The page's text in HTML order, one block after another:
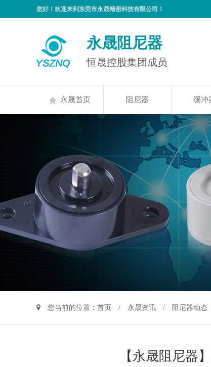
您好！欢迎来到东莞市永晟精密科技有限公司！
永晟阻尼器
恒晟控股集团成员
永晟首页 阻尼器 缓冲
您当前的位置： 首页 / 永晟资讯 / 阻尼器动态
【永晟阻尼器